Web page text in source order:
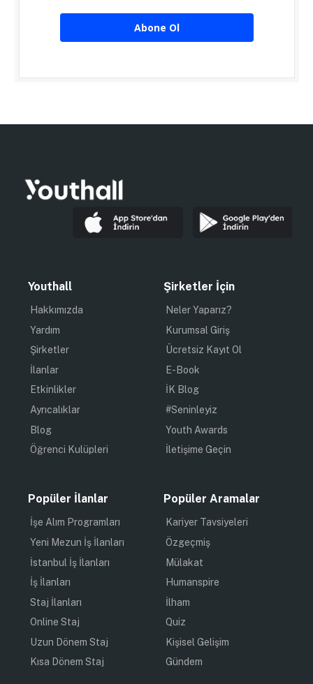
Abone Ol
Youthall
Hakkımızda
Yardım
Şirketler
İlanlar
Etkinlikler
Ayrıcalıklar
Blog
Öğrenci Kulüpleri
Şirketler İçin
Neler Yaparız?
Kurumsal Giriş
Ücretsiz Kayıt Ol
E-Book
İK Blog
#Seninleyiz
Youth Awards
İletişime Geçin
Popüler İlanlar
İşe Alım Programları
Yeni Mezun İş İlanları
İstanbul İş İlanları
İş İlanları
Staj İlanları
Online Staj
Uzun Dönem Staj
Kısa Dönem Staj
Popüler Aramalar
Kariyer Tavsiyeleri
Özgeçmiş
Mülakat
Humanspire
İlham
Quiz
Kişisel Gelişim
Gündem